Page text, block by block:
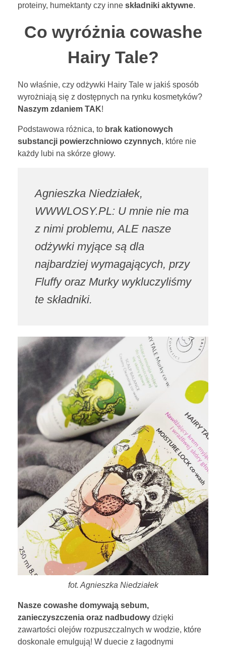
?
P
n
j
c
i
r
y
T
a
l
e
!
proteiny, humektanty czy inne składniki aktywne.
Co wyróżnia cowashe
Hairy Tale?
No właśnie, czy odżywki Hairy Tale w jakiś sposób
wyrożniają się z dostępnych na rynku kosmetyków?
Naszym zdaniem TAK!
Podstawowa różnica, to brak kationowych
substancji powierzchniowo czynnych, które nie
każdy lubi na skórze głowy.
Agnieszka Niedziałek,
WWWLOSY.PL: U mnie nie ma
z nimi problemu, ALE nasze
odżywki myjące są dla
najbardziej wymagających, przy
Fluffy oraz Murky wykluczyliśmy
te składniki.
fot. Agnieszka Niedziałek
Nasze cowashe domywają sebum,
zanieczyszczenia oraz nadbudowy dzięki
zawartości olejów rozpuszczalnych w wodzie, które
doskonale emulgują! W duecie z łagodnymi